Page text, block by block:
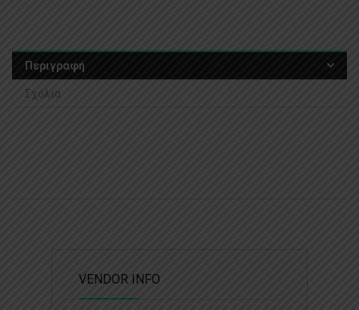
Περιγραφή
Σχόλια
VENDOR INFO